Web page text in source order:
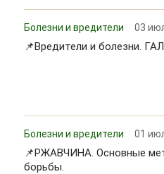
Болезни и вредители 03
📌Вредители и болезни.
Болезни и вредители 01
📌РЖАВЧИНА. Основные
борьбы.